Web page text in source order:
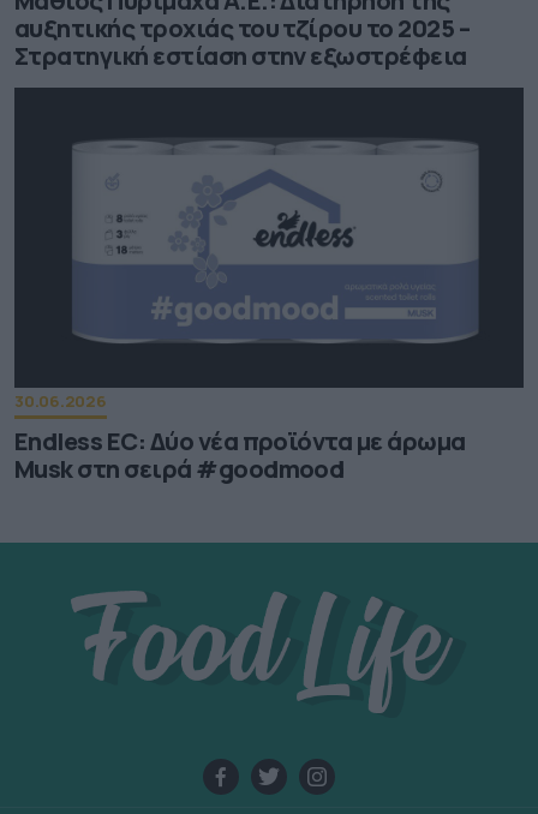
αυξητικής τροχιάς του τζίρου το 2025 –
Στρατηγική εστίαση στην εξωστρέφεια
30.06.2026
Endless EC: Δύο νέα προϊόντα με άρωμα
Musk στη σειρά #goodmood